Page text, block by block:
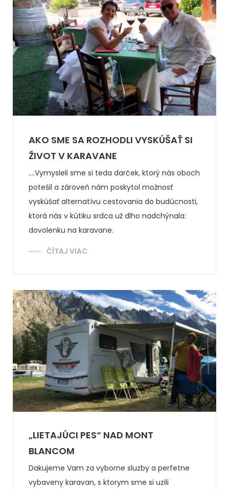
AKO SME SA ROZHODLI VYSKÚŠAŤ SI
ŽIVOT V KARAVANE
....Vymysleli sme si teda darček, ktorý nás oboch
potešil a zároveň nám poskytol možnosť
vyskúšať alternatívu cestovania do budúcnosti,
ktorá nás v kútiku srdca už dlho nadchýnala:
dovolenku na karavane.
ČÍTAJ VIAC
„LIETAJÚCI PES“ NAD MONT
BLANCOM
Dakujeme Vam za vyborne sluzby a perfetne
vybaveny karavan, s ktorym sme si uzili